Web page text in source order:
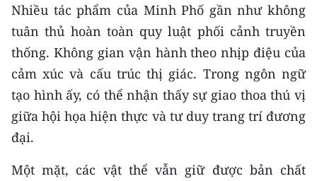
Nhiều tác phẩm của Minh Phố gần như không
tuân thủ hoàn toàn quy luật phối cảnh truyền
thống. Không gian vận hành theo nhịp điệu của
cảm xúc và cấu trúc thị giác. Trong ngôn ngữ
tạo hình ấy, có thể nhận thấy sự giao thoa thú vị
giữa hội họa hiện thực và tư duy trang trí đương
đại.
Một mặt, các vật thể vẫn giữ được bản chất